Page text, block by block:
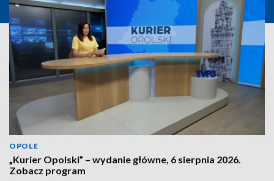
OPOLE
„Kurier Opolski” – wydanie główne, 6 sierpnia 2026.
Zobacz program